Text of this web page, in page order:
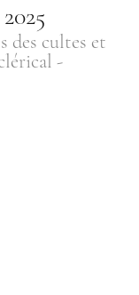
des cultes et
-